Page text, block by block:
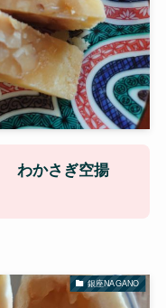
わかさぎ空揚
銀座NAGANO